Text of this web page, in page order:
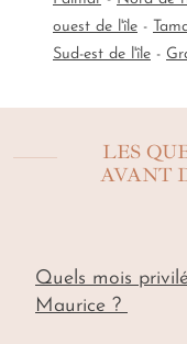
ouest de l'île -
Sud-est de l'île -
LES
AVANT
Quels mois
Maurice ?